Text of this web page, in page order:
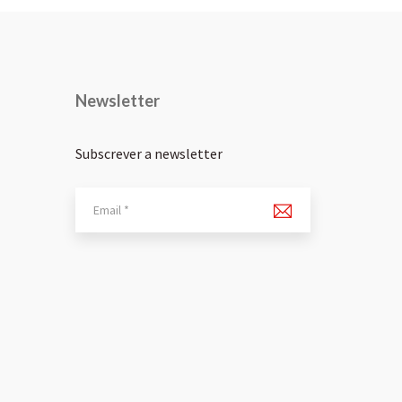
Newsletter
Subscrever a newsletter